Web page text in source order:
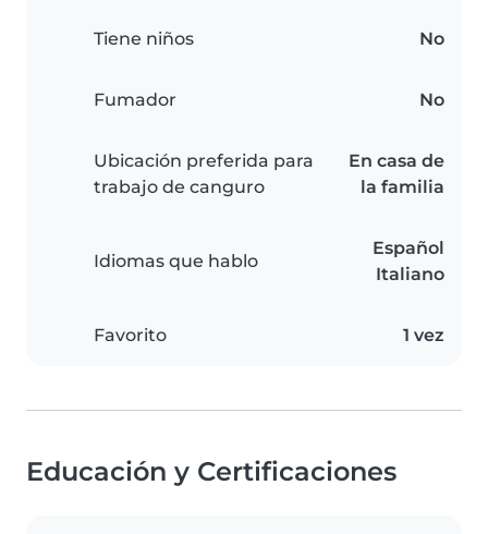
Tiene niños No
Fumador No
Ubicación preferida para
trabajo de canguro
En casa de
la familia
Idiomas que hablo
Español
Italiano
Favorito 1 vez
Educación y Certificaciones